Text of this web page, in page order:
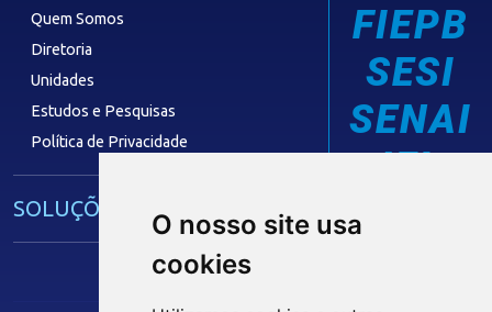
O nosso site usa
cookies
Quem Somos
Diretoria
Unidades
Estudos e Pesquisas
Política de Privacidade
SOLUÇÕES E SERVIÇOS
Núcleo de Acesso ao Crédito
FIEPB
SESI
SENAI
IEL